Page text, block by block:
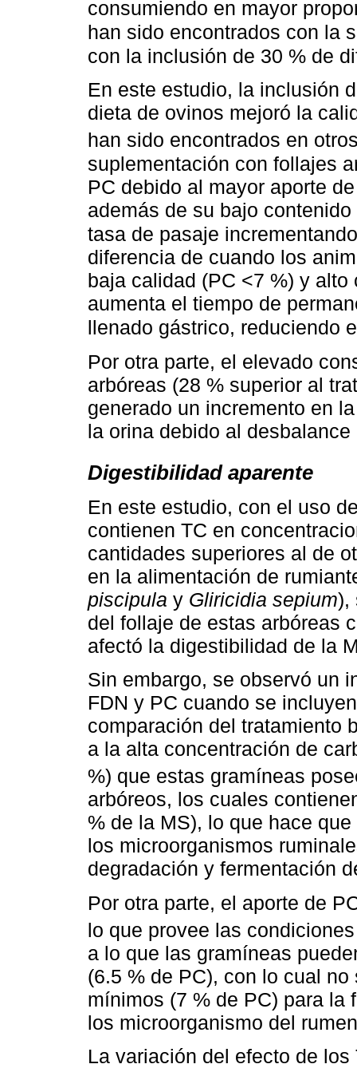
consumiendo en mayor
han sido encontrados con la
con la inclusión de 30 % de
En este estudio, la inclusión
dieta de ovinos mejoró la
han sido encontrados en
suplementación con follajes
PC debido al mayor aporte
además de su bajo
tasa de pasaje
diferencia de cuando los
baja calidad (PC <7 %) y
aumenta el tiempo de
llenado gástrico, reduciendo
Por otra parte, el elevado
arbóreas (28 % superior al
generado un incremento en
la orina debido al
Digestibilidad aparente
En este estudio, con el uso
contienen TC en
cantidades superiores al de
en la alimentación de
piscipula y Gliricidia sepium),
del follaje de estas arbóreas
afectó la digestibilidad de la
Sin embargo, se observó un
FDN y PC cuando se
comparación del tratamiento
a la alta concentración de
%) que estas gramíneas
arbóreos, los cuales
% de la MS), lo que hace
los microorganismos
degradación y fermentación
Por otra parte, el aporte de
lo que provee las
a lo que las gramíneas
(6.5 % de PC), con lo cual
mínimos (7 % de PC) para la
los microorganismo del
La variación del efecto de